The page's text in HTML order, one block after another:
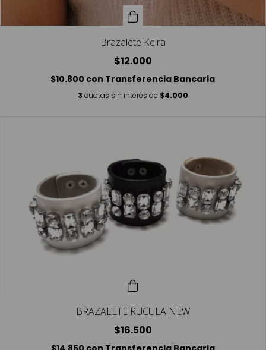
Brazalete Keira
$12.000
$10.800 con Transferencia Bancaria
3 cuotas sin interés de $4.000
BRAZALETE RUCULA NEW
$16.500